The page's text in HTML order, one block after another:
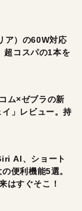
ア）の60W対応
超コスパの1本を
ム×ゼブラの新
」レビュー。持
AI、ショート
便利機能5選。
はすぐそこ！